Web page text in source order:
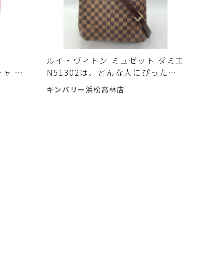
入
ルイ・ヴィトン ミュゼット ダミエ
N51302は、どんな人にぴった
り？中古で買うメリットと注意点
中古で選ぶ前に確認したいポイン
キンバリー浜松高林店